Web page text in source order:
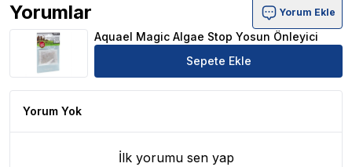
Yorumlar
Aquael Magic Algae Stop Yosun Önleyici Ürün Yorumları
Yorum Ekle
Aquael Magic Algae Stop Yosun Önleyici
Sepete Ekle
Yorum Yok
İlk yorumu sen yap